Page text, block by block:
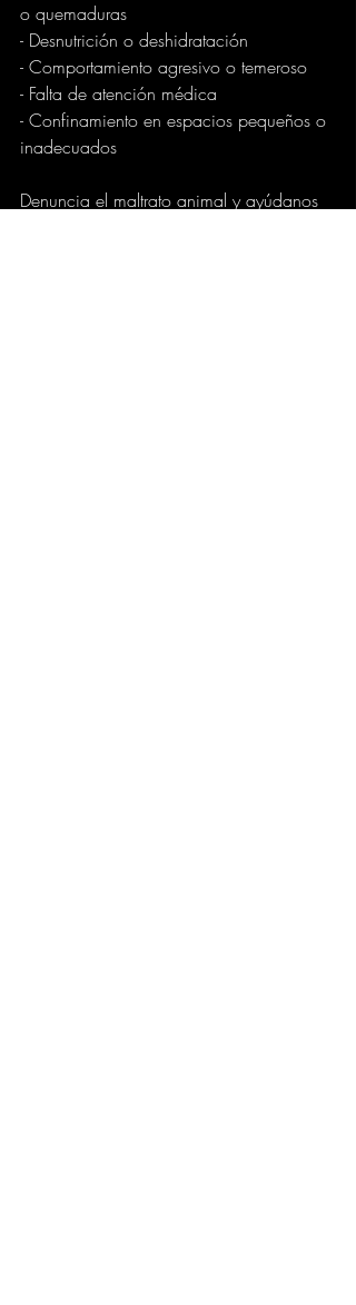
o quemaduras
- Desnutrición o deshidratación
- Comportamiento agresivo o temeroso
- Falta de atención médica
- Confinamiento en espacios pequeños o
inadecuados
Denuncia el maltrato animal y ayúdanos